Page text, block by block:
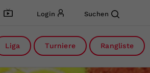
Login Suchen
Liga Turniere Rangliste